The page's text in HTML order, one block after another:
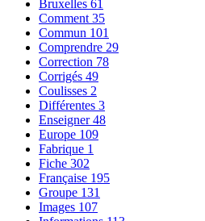
Bruxelles 61
Comment 35
Commun 101
Comprendre 29
Correction 78
Corrigés 49
Coulisses 2
Différentes 3
Enseigner48
Europe 109
Fabrique 1
Fiche 302
Française 195
Groupe 131
Images 107